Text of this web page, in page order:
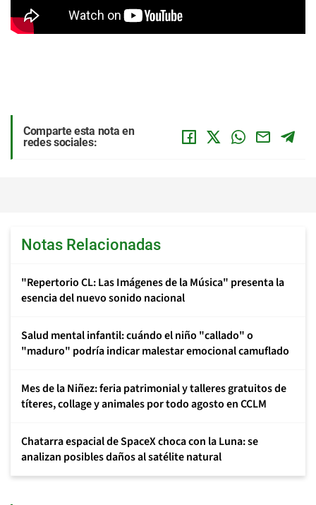
Comparte esta nota en
redes sociales:
Notas Relacionadas
"Repertorio CL: Las Imágenes de la Música" presenta la
esencia del nuevo sonido nacional
Salud mental infantil: cuándo el niño "callado" o
"maduro" podría indicar malestar emocional camuflado
Mes de la Niñez: feria patrimonial y talleres gratuitos de
títeres, collage y animales por todo agosto en CCLM
Chatarra espacial de SpaceX choca con la Luna: se
analizan posibles daños al satélite natural